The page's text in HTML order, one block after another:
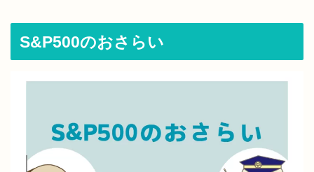
S&P500のおさらい